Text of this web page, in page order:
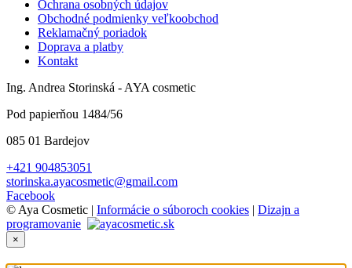
Ochrana osobných údajov
Obchodné podmienky veľkoobchod
Reklamačný poriadok
Doprava a platby
Kontakt
Ing. Andrea Storinská - AYA cosmetic
Pod papierňou 1484/56
085 01 Bardejov
+421 904853051
storinska.ayacosmetic@gmail.com
Facebook
© Aya Cosmetic | Informácie o súboroch cookies | Dizajn a
programovanie
×